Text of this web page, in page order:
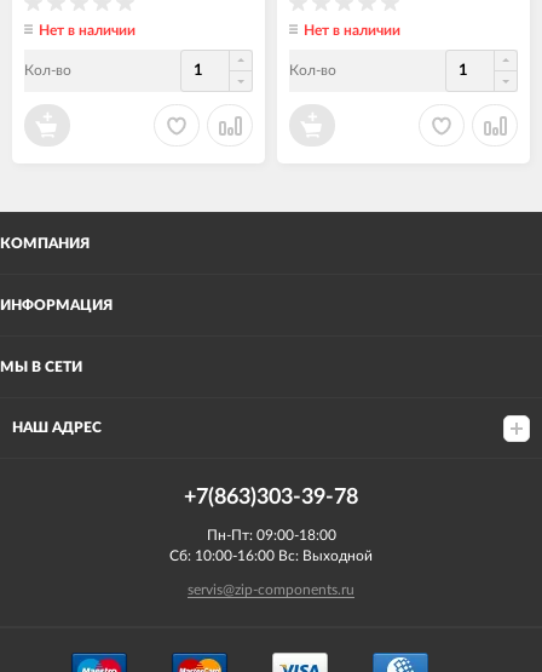
Нет в наличии
Кол-во
Нет в наличии
Кол-во
КОМПАНИЯ
ИНФОРМАЦИЯ
МЫ В СЕТИ
НАШ АДРЕС
+7(863)303-39-78
Пн-Пт: 09:00-18:00
Сб: 10:00-16:00 Вс: Выходной
servis@zip-components.ru